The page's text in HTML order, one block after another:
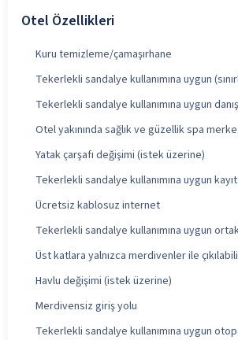
Otel Özellikleri
Kuru temizleme/çamaşırhane
Tekerlekli sandalye kullanımına uygun
Tekerlekli sandalye kullanımına uygun
Otel yakınında sağlık ve güzellik spa
Yatak çarşafı değişimi (istek üzerine)
Tekerlekli sandalye kullanımına uygun
Ücretsiz kablosuz internet
Tekerlekli sandalye kullanımına uygun
Üst katlara yalnızca merdivenler ile
Havlu değişimi (istek üzerine)
Merdivensiz giriş yolu
Tekerlekli sandalye kullanımına uygun